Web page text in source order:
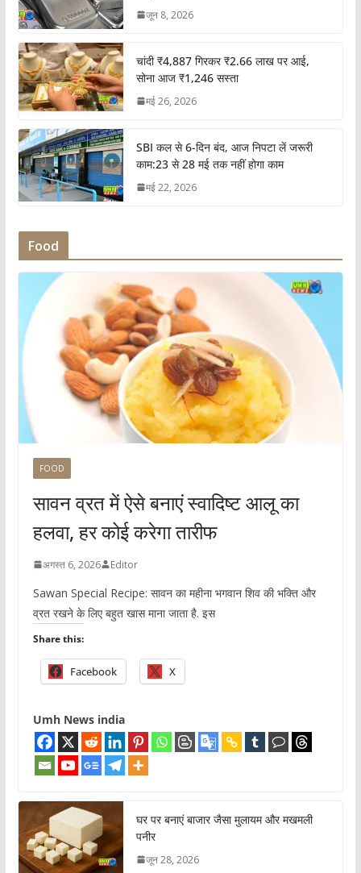
जून 8, 2026
चांदी ₹4,887 गिरकर ₹2.66 लाख पर आई,
सोना आज ₹1,246 सस्ता
मई 26, 2026
SBI कल से 6-दिन बंद, आज निपटा लें जरूरी
काम:23 से 28 मई तक नहीं होगा काम
मई 22, 2026
Food
FOOD
सावन व्रत में ऐसे बनाएं स्वादिष्ट आलू का
हलवा, हर कोई करेगा तारीफ
अगस्त 6, 2026 Editor
Sawan Special Recipe: सावन का महीना भगवान शिव की भक्ति और
व्रत रखने के लिए बहुत खास माना जाता है. इस
Share this:
Facebook X
Umh News india
घर पर बनाएं बाजार जैसा मुलायम और मखमली
पनीर
जून 28, 2026